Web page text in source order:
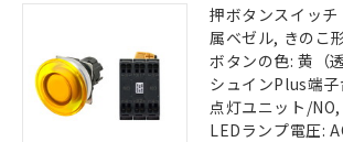
押ボタンスイッ
属ベゼル, きのこ
ボタンの色: 黄（
シュインPlus端
点灯ユニット/
LEDランプ電圧: